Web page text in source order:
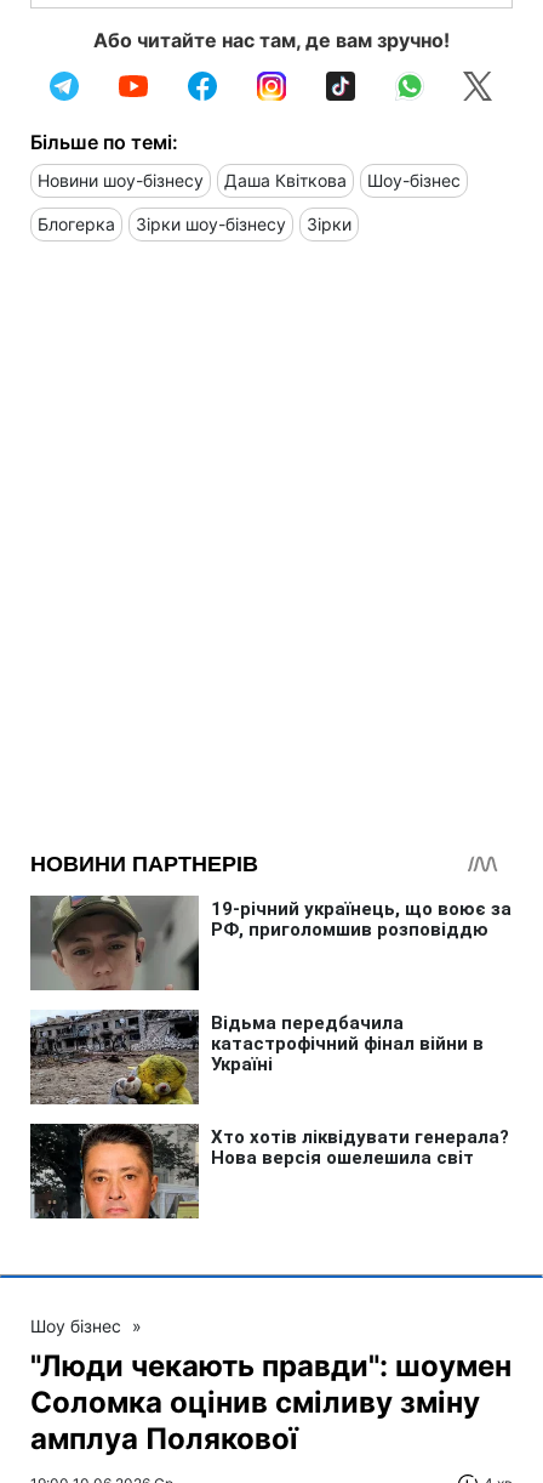
Або читайте нас там, де вам зручно!
Більше по темі:
Новини шоу-бізнесу Даша Квіткова Шоу-бізнес
Блогерка Зірки шоу-бізнесу Зірки
Шоу бізнес »
"Люди чекають правди": шоумен
Соломка оцінив сміливу зміну
амплуа Полякової